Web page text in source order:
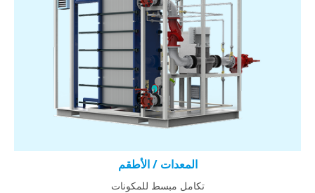
المعدات / الأطقم
تكامل مبسط للمكونات